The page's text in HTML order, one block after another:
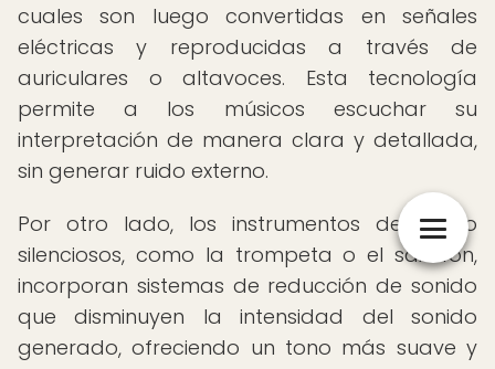
cuales son luego convertidas en señales
eléctricas y reproducidas a través de
auriculares o altavoces. Esta tecnología
permite a los músicos escuchar su
interpretación de manera clara y detallada,
sin generar ruido externo.
Por otro lado, los instrumentos de viento
silenciosos, como la trompeta o el saxofón,
incorporan sistemas de reducción de sonido
que disminuyen la intensidad del sonido
generado, ofreciendo un tono más suave y